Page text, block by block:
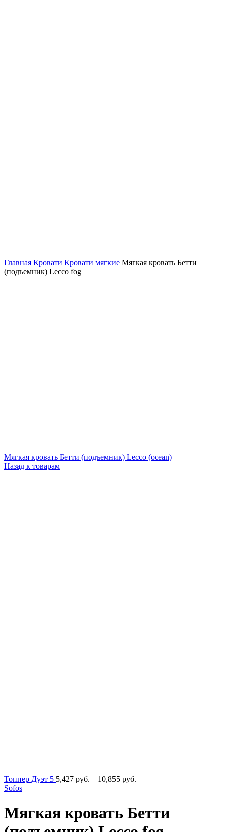
Главная Кровати Кровати мягкие Мягкая кровать Бетти
(подъемник) Lecco fog
Мягкая кровать Бетти (подъемник) Lecco (ocean)
Назад к товарам
Топпер Дуэт 5 5,427 руб. – 10,855 руб.
–
Sofos
Мягкая кровать Бетти